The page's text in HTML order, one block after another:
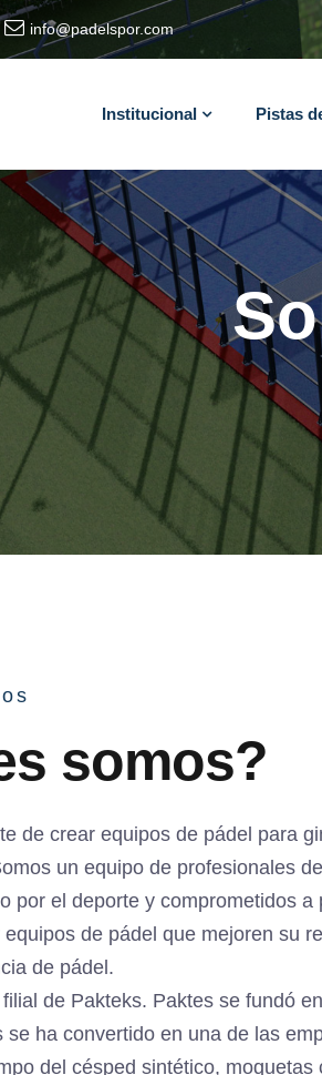
info@padelspor.com
Institucional Pistas
somos?
de crear equipos de pádel para
un equipo de profesionales
por el deporte y comprometidos a
de pádel que mejoren su
de pádel.
de Pakteks. Paktes se fundó
se ha convertido en una de las
del césped sintético, moquetas